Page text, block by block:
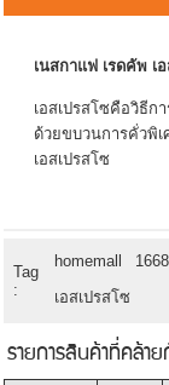
เนสกาแฟ เรดคัพ เ
เอสเปรสโซคือวิธี
ด้วยขบวนการคั่วพิ
เอสเปรสโซ
Tag
:
homemall 1668
เอสเปรสโซ
รายการสินค้าที่คล้า